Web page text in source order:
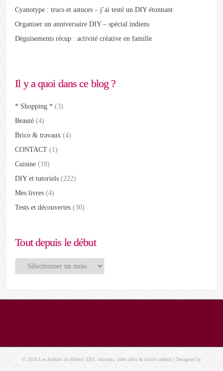
Cyanotype : trucs et astuces – j’ai testé un DIY étonnant
Organiser un anniversaire DIY – spécial indiens
Déguisements récup : activité créative en famille
Il y a quoi dans ce blog ?
* Shopping * (3)
Beauté (4)
Brico & travaux (4)
CONTACT (1)
Cuisine (18)
DIY et tutoriels (222)
Mes livres (4)
Tests et découvertes (30)
Tout depuis le début
© 2026 Les Ateliers de Mireia | DIY, tutoriels, idées déco & loisirs créatifs | Designed by